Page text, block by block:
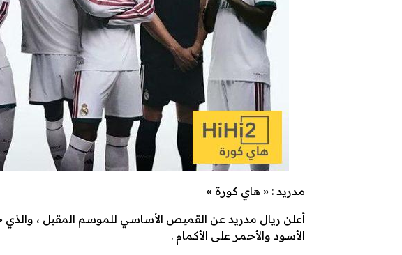
مدريد : « هاي كورة »
أعلن ريال مدريد عن القميص الأساسي للموسم المقبل ،
الأسود والأحمر على الأكمام .